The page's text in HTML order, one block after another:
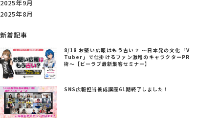
2025年9月
2025年8月
新着記事
8/18 お堅い広報はもう古い？ ～日本発の文化「V
Tuber」で仕掛けるファン激増のキャラクターPR
術～【ビーラブ最新集客セミナー】
SNS広報担当養成講座61期終了しました！